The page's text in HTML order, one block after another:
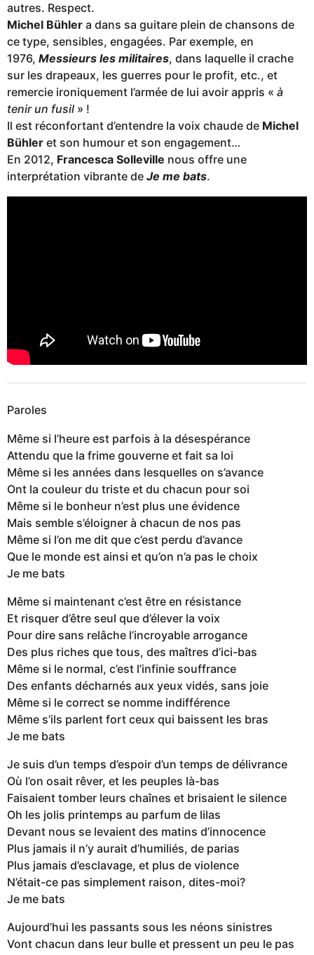
autres. Respect.
Michel Bühler a dans sa guitare plein de chansons de
ce type, sensibles, engagées. Par exemple, en
1976, Messieurs les militaires, dans laquelle il crache
sur les drapeaux, les guerres pour le profit, etc., et
remercie ironiquement l’armée de lui avoir appris « à
tenir un fusil » !
Il est réconfortant d’entendre la voix chaude de Michel
Bühler et son humour et son engagement…
En 2012, Francesca Solleville nous offre une
interprétation vibrante de Je me bats.
Paroles
Même si l’heure est parfois à la désespérance
Attendu que la frime gouverne et fait sa loi
Même si les années dans lesquelles on s’avance
Ont la couleur du triste et du chacun pour soi
Même si le bonheur n’est plus une évidence
Mais semble s’éloigner à chacun de nos pas
Même si l’on me dit que c’est perdu d’avance
Que le monde est ainsi et qu’on n’a pas le choix
Je me bats
Même si maintenant c’est être en résistance
Et risquer d’être seul que d’élever la voix
Pour dire sans relâche l’incroyable arrogance
Des plus riches que tous, des maîtres d’ici-bas
Même si le normal, c’est l’infinie souffrance
Des enfants décharnés aux yeux vidés, sans joie
Même si le correct se nomme indifférence
Même s’ils parlent fort ceux qui baissent les bras
Je me bats
Je suis d’un temps d’espoir d’un temps de délivrance
Où l’on osait rêver, et les peuples là-bas
Faisaient tomber leurs chaînes et brisaient le silence
Oh les jolis printemps au parfum de lilas
Devant nous se levaient des matins d’innocence
Plus jamais il n’y aurait d’humiliés, de parias
Plus jamais d’esclavage, et plus de violence
N’était-ce pas simplement raison, dites-moi?
Je me bats
Aujourd’hui les passants sous les néons sinistres
Vont chacun dans leur bulle et pressent un peu le pas